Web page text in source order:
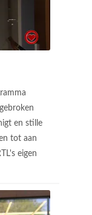
en stille
tot aan
eigen